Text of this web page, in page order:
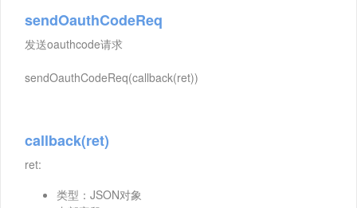
sendOauthCodeReq
发送oauthcode请求
sendOauthCodeReq(callback(ret))
callback(ret)
ret:
类型：JSON对象